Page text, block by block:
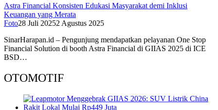
Astra Financial Konsisten Edukasi Masyarakat demi Inklusi
Keuangan yang Merata
Foto28 Juli 20252 Agustus 2025
SinarHarapan.id – Pengunjung mendapatkan pelayanan One Stop
Financial Solution di booth Astra Financial di GIIAS 2025 di ICE
BSD…
OTOMOTIF